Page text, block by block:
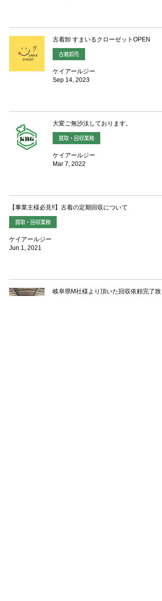
古着卸 すまいるクローゼットOPEN
古着卸売
ケイアールジー
Sep 14, 2023
大変ご無沙汰しております。
買取・回収業務
ケイアールジー
Mar 7, 2022
【事業主様必見!!】古着の定期回収について
買取・回収業務
ケイアールジー
Jun 1, 2021
岐阜県M社様より頂いた回収依頼完了致